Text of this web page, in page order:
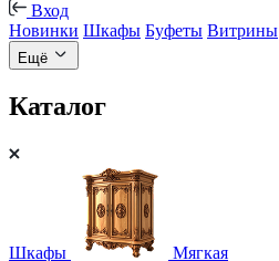
Вход
Новинки Шкафы Буфеты Витрины
Ещё
Каталог
Шкафы Мягкая